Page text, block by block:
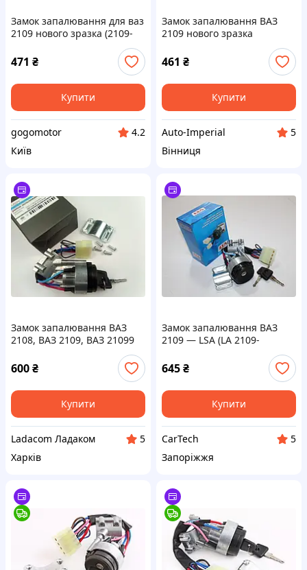
Замок запалювання для ваз
2109 нового зразка (2109-
471 ₴
Купити
gogomotor
4.2
Київ
Замок запалювання ВАЗ
2109 нового зразка
461 ₴
Купити
Auto-Imperial
5
Вінниця
Замок запалювання ВАЗ
2108, ВАЗ 2109, ВАЗ 21099
600₴
Купити
Ladacom Ладаком
5
Харків
Замок запалювання ВАЗ
2109 — LSA (LA 2109-
645₴
Купити
CarTech
5
Запоріжжя